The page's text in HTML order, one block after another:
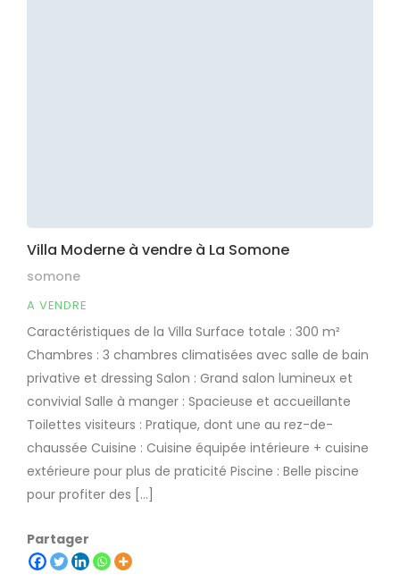
Villa Moderne à vendre à La Somone
somone
A VENDRE
Caractéristiques de la Villa Surface totale : 300 m²
Chambres : 3 chambres climatisées avec salle de bain
privative et dressing Salon : Grand salon lumineux et
convivial Salle à manger : Spacieuse et accueillante
Toilettes visiteurs : Pratique, dont une au rez-de-
chaussée Cuisine : Cuisine équipée intérieure + cuisine
extérieure pour plus de praticité Piscine : Belle piscine
pour profiter des […]
Partager